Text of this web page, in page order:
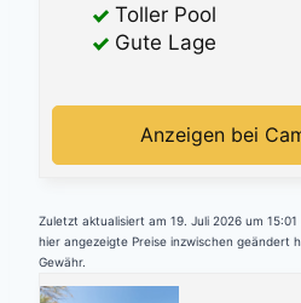
Toller Pool
Gute Lage
Anzeigen bei
Zuletzt aktualisiert am 19. Juli 2026 um
hier angezeigte Preise inzwischen geändert
Gewähr.